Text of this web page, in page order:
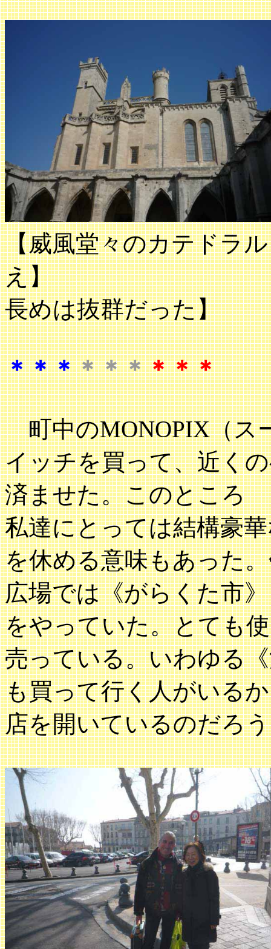
【威風堂々のカテドラ
え】 【
長めは抜群だった】
＊＊＊＊＊＊＊＊＊
町中のMONOPIX（ス
イッチを買って、近く
済ませた。このところ
私達にとっては結構豪
を休める意味もあった
広場では《がらくた市》
をやっていた。とても
売っている。いわゆる
も買って行く人がいる
店を開いているのだろ